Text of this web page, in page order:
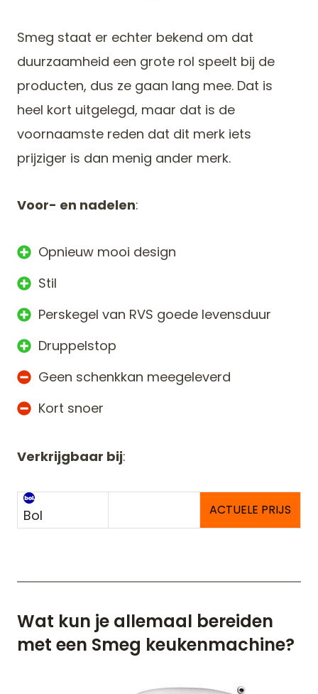
Smeg staat er echter bekend om dat
duurzaamheid een grote rol speelt bij de
producten, dus ze gaan lang mee. Dat is
heel kort uitgelegd, maar dat is de
voornaamste reden dat dit merk iets
prijziger is dan menig ander merk.
Voor- en nadelen:
Opnieuw mooi design
Stil
Perskegel van RVS goede levensduur
Druppelstop
Geen schenkkan meegeleverd
Kort snoer
Verkrijgbaar bij:
Bol ACTUELE PRIJS
Wat kun je allemaal bereiden
met een Smeg keukenmachine?